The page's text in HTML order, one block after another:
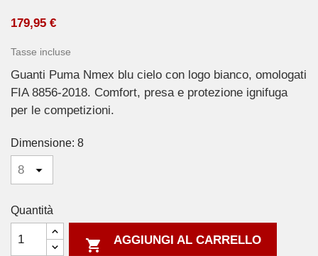
179,95 €
Tasse incluse
Guanti Puma Nmex blu cielo con logo bianco, omologati
FIA 8856-2018. Comfort, presa e protezione ignifuga
per le competizioni.
Dimensione: 8
Quantità
 AGGIUNGI AL CARRELLO